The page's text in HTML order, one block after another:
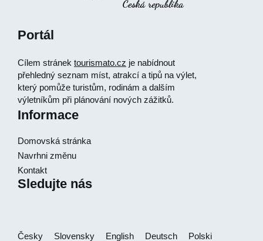
Portál
Cílem stránek tourismato.cz je nabídnout
přehledný seznam míst, atrakcí a tipů na výlet,
který pomůže turistům, rodinám a dalším
výletníkům při plánování nových zážitků.
Informace
Domovská stránka
Navrhni změnu
Kontakt
Sledujte nás
Česky Slovensky English Deutsch Polski